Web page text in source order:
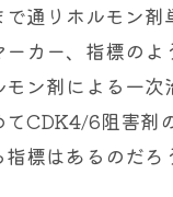
通りホルモン剤
カー、指標のよ
ン剤による一次
CDK4/6阻害剤
標はあるのだろ